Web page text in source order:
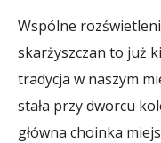
Wspólne
skarżyszczan to już
tradycja w naszym
stała przy dworcu
główna choinka